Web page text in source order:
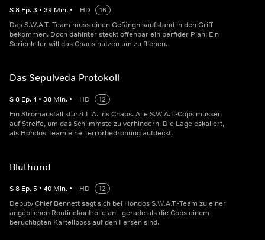
S8 Ep.3 • 39 Min. • HD
16
Das S.W.A.T.-Team muss einen Gefängnisaufstand in den Griff
bekommen. Doch dahinter steckt offenbar ein perfider Plan: Ein
Serienkiller will das Chaos nutzen um zu fliehen.
Das Sepulveda-Protokoll
S8 Ep.4 • 38 Min. • HD
12
Ein Stromausfall stürzt L.A. ins Chaos. Alle S.W.A.T.-Cops müssen
auf Streife, um das Schlimmste zu verhindern. Die Lage eskaliert,
als Hondos Team eine Terrorbedrohung aufdeckt.
Bluthund
S8 Ep.5 • 40 Min. • HD
12
Deputy Chief Bennett sagt sich bei Hondos S.W.A.T.-Team zu einer
angeblichen Routinekontrolle an - gerade als die Cops einem
berüchtigten Kartellboss auf den Fersen sind.